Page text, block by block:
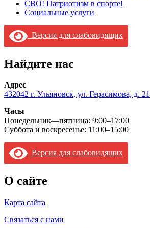
СВО! Патриотизм в спорте!
Социальные услуги
Версия для слабовидящих
Найдите нас
Адрес
432042 г. Ульяновск, ул. Герасимова, д. 21
Часы
Понедельник—пятница: 9:00–17:00
Суббота и воскресенье: 11:00–15:00
Версия для слабовидящих
О сайте
Карта сайта
Связаться с нами